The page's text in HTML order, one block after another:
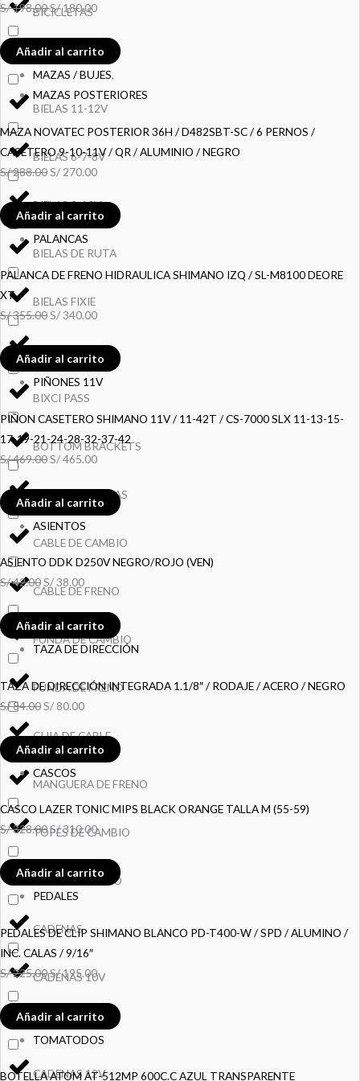
BICICLETAS
BIELAS
BIELAS 11-12V
BIELAS 6-7-8V
BIELAS 9-10V
BIELAS DE RUTA
BIELAS FIXIE
BILLAS
BIXCI PASS
BOTTOM BRACKETS
CABLES Y FUNDAS
CABLE DE CAMBIO
CABLE DE FRENO
FUNDA DE CAMBIO
FUNDA DE FRENO
GUIA DE CABLE
MANGUERA DE FRENO
TOPES DE CAMBIO
TOPES DE FRENO
CADENAS
CADENAS 10V
CADENAS 11V
CADENAS 12V
S/198.00S/180.00
Añadir al carrito
MAZAS / BUJES,
MAZAS POSTERIORES
MAZA NOVATEC POSTERIOR 36H / D482SBT-SC / 6 PERNOS /
CASETERO 9-10-11V / QR / ALUMINIO / NEGRO
S/288.00S/ 270.00
Añadir al carrito
PALANCAS
PALANCA DE FRENO HIDRAULICA SHIMANO IZQ / SL-M8100 DEORE
XT
S/355.00S/340.00
Añadir al carrito
PIÑONES 11V
PIÑON CASETERO SHIMANO 11V / 11-42T / CS-7000 SLX 11-13-15-
17-19-21-24-28-32-37-42
S/469.00S/465.00
Añadir al carrito
ASIENTOS
ASIENTO DDK D250V NEGRO/ROJO (VEN)
S/42.00S/38.00
Añadir al carrito
TAZA DE DIRECCIÓN
TAZA DE DIRECCIÓN INTEGRADA 1.1/8″ / RODAJE / ACERO / NEGRO
S/84.00S/ 80.00
Añadir al carrito
CASCOS
CASCO LAZER TONIC MIPS BLACK ORANGE TALLA M (55-59)
S/328.00S/310.00
Añadir al carrito
PEDALES
PEDALES DE CLIP SHIMANO BLANCO PD-T400-W / SPD / ALUMINO /
INC. CALAS / 9/16″
S/225.00S/195.00
Añadir al carrito
TOMATODOS
BOTELLA ATOM AT-512MP 600C.C AZUL TRANSPARENTE